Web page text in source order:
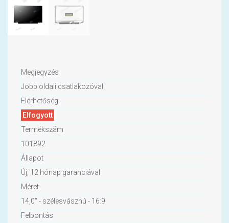
Megjegyzés
Jobb oldali csatlakozóval
Elérhetőség
Elfogyott
Termékszám
101892
Állapot
Új, 12 hónap garanciával
Méret
14,0" - szélesvásznú - 16:9
Felbontás